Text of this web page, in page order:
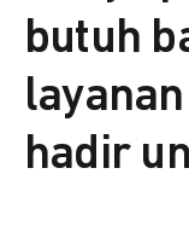
butuh
hadir